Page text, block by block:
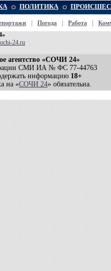
ПОЛИТИКА
Погода Работа
24.ru
агентство «СОЧИ 24»
СМИ ИА № ФС 77-44763
информацию 18+
на «СОЧИ 24» обязательна.